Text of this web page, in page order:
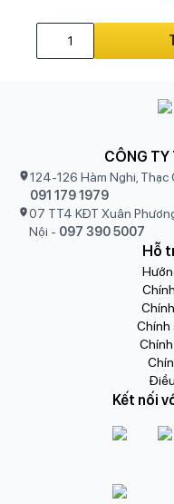
CÔNG TY
124-126 Hàm Nghi, Thạc
091 179 1979
07 TT4 KĐT Xuân
Nội - 097 390 5007
Hỗ
Chính
Kết nối